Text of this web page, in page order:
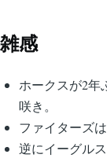
雑感
ホークスが2年
咲き。
ファイターズ
逆にイーグル